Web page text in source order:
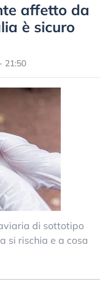
affetto da
è sicuro
21:50
di sottotipo
si rischia e a cosa